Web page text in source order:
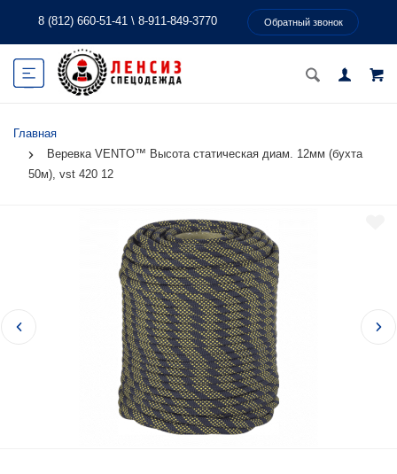
8 (812) 660-51-41 \ 8-911-849-3770 Обратный звонок
Главная
Веревка VENTO™ Высота статическая диам. 12мм (бухта
50м), vst 420 12